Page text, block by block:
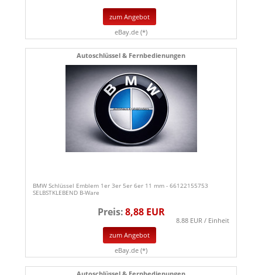
zum Angebot
eBay.de (*)
Autoschlüssel & Fernbedienungen
BMW Schlüssel Emblem 1er 3er 5er 6er 11 mm - 66122155753
SELBSTKLEBEND B-Ware
Preis:8,88 EUR
8.88 EUR / Einheit
zum Angebot
eBay.de (*)